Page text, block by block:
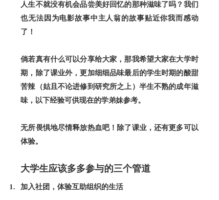
人生不就没有机会品尝美好回忆的那种滋味了吗？我们
也无法因为电影故事中主人翁的故事贴近你我而感动
了！
倘若真有什么可以分享给大家，那我希望大家在大学时
期，除了课业外，更加细细品味最后的学生时期的酸甜
苦辣（姑且不论进修到研究所之上）半生不熟的成年滋
味，以下经验可供现在的学弟妹参考。
无所畏惧地尽情释放热血吧！除了课业，还有更多可以
体验。
大学生应该多多参与的三个管道
加入社团，体验互助组织的生活